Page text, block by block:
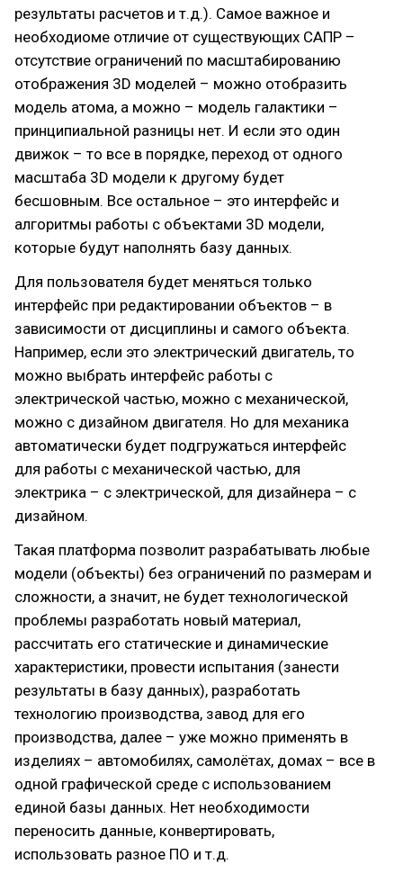
результаты расчетов и т.д.). Самое важное и
необходиоме отличие от существующих САПР –
отсутствие ограничений по масштабированию
отображения 3D моделей – можно отобразить
модель атома, а можно – модель галактики –
принципиальной разницы нет. И если это один
движок – то все в порядке, переход от одного
масштаба 3D модели к другому будет
бесшовным. Все остальное – это интерфейс и
алгоритмы работы с объектами 3D модели,
которые будут наполнять базу данных.
Для пользователя будет меняться только
интерфейс при редактировании объектов – в
зависимости от дисциплины и самого объекта.
Например, если это электрический двигатель, то
можно выбрать интерфейс работы с
электрической частью, можно с механической,
можно с дизайном двигателя. Но для механика
автоматически будет подгружаться интерфейс
для работы с механической частью, для
электрика – с электрической, для дизайнера – с
дизайном.
Такая платформа позволит разрабатывать любые
модели (объекты) без ограничений по размерам и
сложности, а значит, не будет технологической
проблемы разработать новый материал,
рассчитать его статические и динамические
характеристики, провести испытания (занести
результаты в базу данных), разработать
технологию производства, завод для его
производства, далее – уже можно применять в
изделиях – автомобилях, самолётах, домах – все в
одной графической среде с использованием
единой базы данных. Нет необходимости
переносить данные, конвертировать,
использовать разное ПО и т.д.